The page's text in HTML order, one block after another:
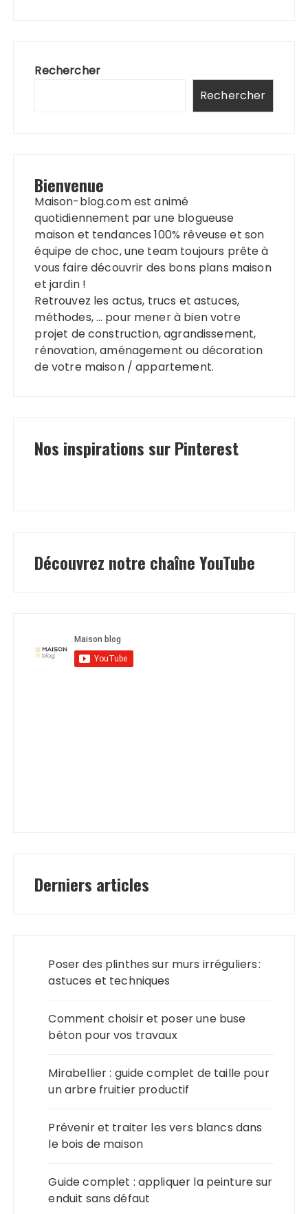
Rechercher
Rechercher
Bienvenue
Maison-blog.com est animé
quotidiennement par une blogueuse
maison et tendances 100% rêveuse et son
équipe de choc, une team toujours prête à
vous faire découvrir des bons plans maison
et jardin !
Retrouvez les actus, trucs et astuces,
méthodes, … pour mener à bien votre
projet de construction, agrandissement,
rénovation, aménagement ou décoration
de votre maison / appartement.
Nos inspirations sur Pinterest
Découvrez notre chaîne YouTube
Derniers articles
Poser des plinthes sur murs irréguliers :
astuces et techniques
Comment choisir et poser une buse
béton pour vos travaux
Mirabellier : guide complet de taille pour
un arbre fruitier productif
Prévenir et traiter les vers blancs dans
le bois de maison
Guide complet : appliquer la peinture sur
enduit sans défaut